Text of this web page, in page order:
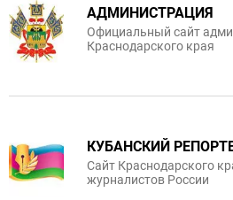
АДМИНИСТРАЦИЯ
Официальный сайт
Краснодарского края
КУБАНСКИЙ
Сайт Краснодарского
журналистов России